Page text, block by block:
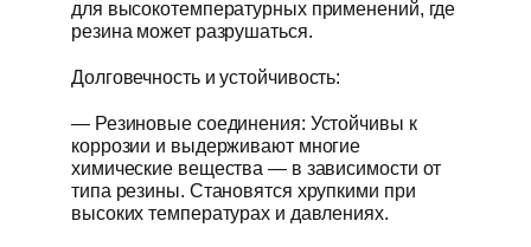
для высокотемпературных применений, где
резина может разрушаться.
Долговечность и устойчивость:
— Резиновые соединения: Устойчивы к
коррозии и выдерживают многие
химические вещества — в зависимости от
типа резины. Становятся хрупкими при
высоких температурах и давлениях.